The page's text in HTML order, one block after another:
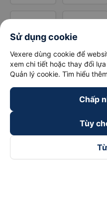
Sử dụng cookie
Vexere dùng cookie để
xem chi tiết hoặc thay đổi
Quản lý cookie. Tìm hiểu
Chấp
Tùy